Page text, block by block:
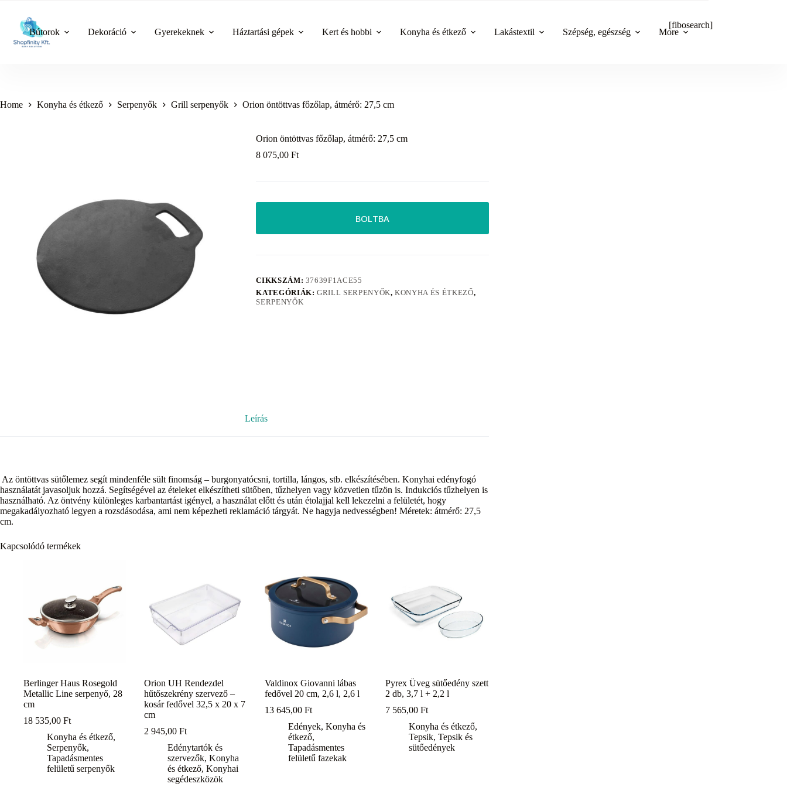
content
Bútorok Dekoráció Gyerekeknek Háztartási gépek Kert és hobbi Konyha és étkező Lakástextil Szépség, egészség More
[fibosearch]
Home Konyha és étkező Serpenyők Grill serpenyők Orion öntöttvas főzőlap, átmérő: 27,5 cm
Orion öntöttvas főzőlap, átmérő: 27,5 cm
8 075,00Ft
BOLTBA
CIKKSZÁM: 37639F1ACE55
KATEGÓRIÁK:GRILL SERPENYŐK,KONYHA ÉS ÉTKEZŐ,
SERPENYŐK
Leírás
Az öntöttvas sütőlemez segít mindenféle sült finomság – burgonyatócsni, tortilla, lángos, stb. elkészítésében. Konyhai edényfogó
használatát javasoljuk hozzá. Segítségével az ételeket elkészítheti sütőben, tűzhelyen vagy közvetlen tűzön is. Indukciós tűzhelyen is
használható. Az öntvény különleges karbantartást igényel, a használat előtt és után étolajjal kell lekezelni a felületét, hogy
megakadályozható legyen a rozsdásodása, ami nem képezheti reklamáció tárgyát. Ne hagyja nedvességben! Méretek: átmérő: 27,5
cm.
Kapcsolódó termékek
Berlinger Haus Rosegold
Metallic Line serpenyő, 28
cm
18 535,00 Ft
Konyha és étkező,
Serpenyők,
Tapadásmentes
felületű serpenyők
Orion UH Rendezdel
hűtőszekrény szervező –
kosár fedővel 32,5 x 20 x 7
cm
2 945,00Ft
Edénytartók és
szervezők,Konyha
és étkező,Konyhai
segédeszközök
Valdinox Giovanni lábas
fedővel 20 cm, 2,6 l, 2,6 l
13 645,00Ft
Edények,Konyha és
étkező,
Tapadásmentes
felületű fazekak
Pyrex Üveg sütőedény szett
2 db, 3,7 l + 2,2 l
7 565,00Ft
Konyha és étkező,
Tepsik,Tepsik és
sütőedények